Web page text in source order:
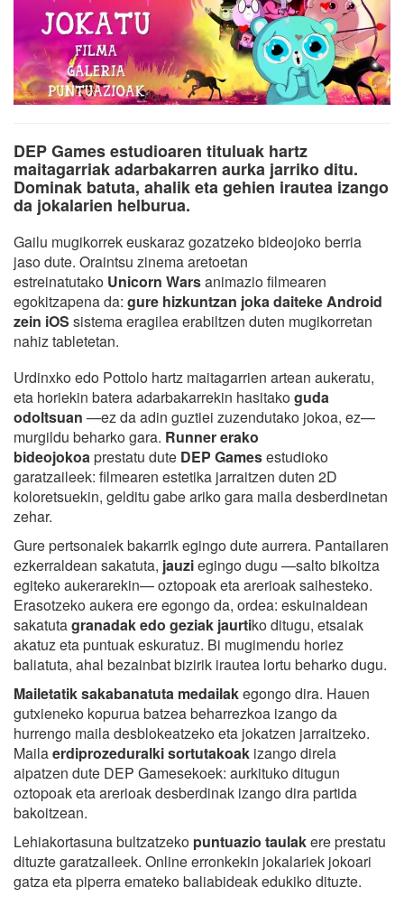
DEP Games estudioaren tituluak hartz
maitagarriak adarbakarren aurka jarriko ditu.
Dominak batuta, ahalik eta gehien irautea izango
da jokalarien helburua.
Gailu mugikorrek euskaraz gozatzeko bideojoko berria
jaso dute. Oraintsu zinema aretoetan
estreinatutako Unicorn Warsanimazio filmearen
egokitzapena da: gure hizkuntzan joka daitekeAndroid
zein iOS sistema eragilea erabiltzen duten mugikorretan
nahiz tabletetan.
Urdinxko edo Pottolo hartz maitagarrien artean aukeratu,
eta horiekin batera adarbakarrekin hasitakoguda
odoltsuan —ez da adin guztiei zuzendutako jokoa, ez—
murgildu beharko gara. Runner erako
bideojokoaprestatu dute DEP Gamesestudioko
garatzaileek: filmearen estetika jarraitzen duten 2D
koloretsuekin, gelditu gabe ariko gara maila desberdinetan
zehar.
Gure pertsonaiek bakarrik egingo dute aurrera. Pantailaren
ezkerraldean sakatuta, jauziegingo dugu —salto bikoitza
egiteko aukerarekin— oztopoak eta arerioak saihesteko.
Erasotzeko aukera ere egongo da, ordea: eskuinaldean
sakatutagranadak edo geziak jaurtiko ditugu, etsaiak
akatuz eta puntuak eskuratuz. Bi mugimendu horiez
baliatuta, ahal bezainbat bizirik irautea lortu beharko dugu.
Mailetatik sakabanatuta medailakegongo dira. Hauen
gutxieneko kopurua batzea beharrezkoa izango da
hurrengo maila desblokeatzeko eta jokatzen jarraitzeko.
Mailaerdiprozeduralki sortutakoak izango direla
aipatzen dute DEP Gamesekoek: aurkituko ditugun
oztopoak eta arerioak desberdinak izango dira partida
bakoitzean.
Lehiakortasuna bultzatzeko puntuazio taulakere prestatu
dituzte garatzaileek. Online erronkekin jokalariek jokoari
gatza eta piperra emateko baliabideak edukiko dituzte.